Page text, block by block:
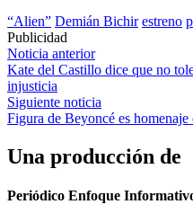
“Alien” Demián Bichir estreno
Publicidad
Navegación
de
entradas
Noticia anterior
Kate del Castillo dice que no
injusticia
Siguiente noticia
Figura de Beyoncé es homenaje
Una producción de
Periódico Enfoque